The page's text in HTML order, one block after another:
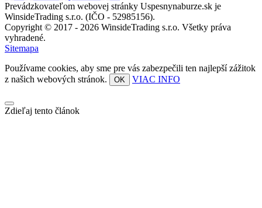
Prevádzkovateľom webovej stránky Uspesnynaburze.sk je
WinsideTrading s.r.o. (IČO - 52985156).
Copyright © 2017 - 2026 WinsideTrading s.r.o. Všetky práva
vyhradené.
Sitemapa
Používame cookies, aby sme pre vás zabezpečili ten najlepší zážitok
z našich webových stránok.
OK VIAC INFO
Zdieľaj tento článok